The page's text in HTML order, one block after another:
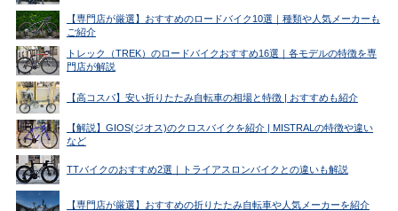
【専門店が厳選】おすすめのロードバイク10選｜種類や人気メーカーも
ご紹介
トレック（TREK）のロードバイクおすすめ16選｜各モデルの特徴を専
門店が解説
【高コスパ】安い折りたたみ自転車の相場と特徴 | おすすめも紹介
【解説】GIOS(ジオス)のクロスバイクを紹介 | MISTRALの特徴や違い
など
TTバイクのおすすめ2選｜トライアスロンバイクとの違いも解説
【専門店が厳選】おすすめの折りたたみ自転車や人気メーカーを紹介